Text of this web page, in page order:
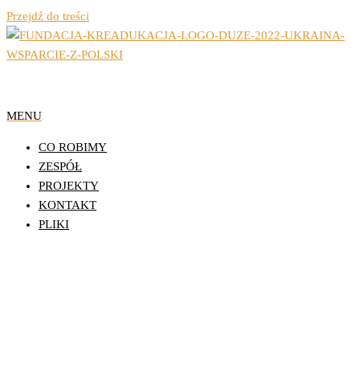
Przejdź do treści
Fundacja Działań
Edukacyjnych
KReAdukacja
MENU
CO ROBIMY
ZESPÓŁ
PROJEKTY
KONTAKT
PLIKI